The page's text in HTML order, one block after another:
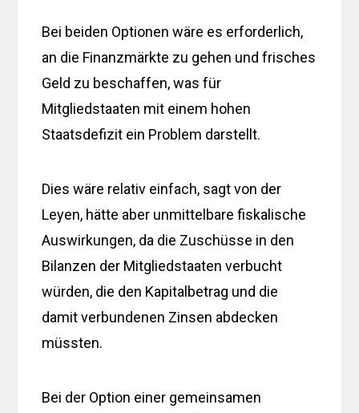
Bei beiden Optionen wäre es erforderlich,
an die Finanzmärkte zu gehen und frisches
Geld zu beschaffen, was für
Mitgliedstaaten mit einem hohen
Staatsdefizit ein Problem darstellt.
Dies wäre relativ einfach, sagt von der
Leyen, hätte aber unmittelbare fiskalische
Auswirkungen, da die Zuschüsse in den
Bilanzen der Mitgliedstaaten verbucht
würden, die den Kapitalbetrag und die
damit verbundenen Zinsen abdecken
müssten.
Bei der Option einer gemeinsamen